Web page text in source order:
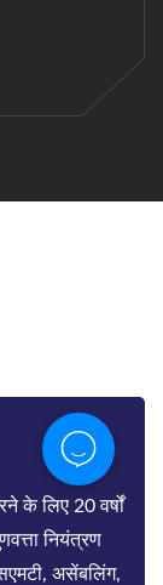
पावर
है।
दूरसंचार